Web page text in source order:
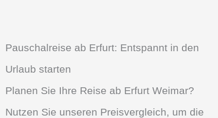
Pauschalreise ab Erfurt: Entspannt in den
Urlaub starten
Planen Sie Ihre Reise ab Erfurt Weimar?
Nutzen Sie unseren Preisvergleich, um die